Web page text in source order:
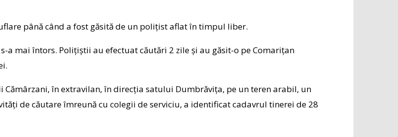
până când a fost găsită de un polițist aflat în timpul liber.
a mai întors. Polițiștii au efectuat căutări 2 zile și au găsit-o pe Comarițan
Cămârzani, în extravilan, în direcția satului Dumbrăvița, pe un teren arabil, un
de căutare îmreună cu colegii de serviciu, a identificat cadavrul tinerei de 28